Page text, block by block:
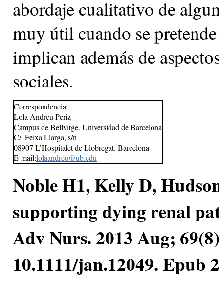
abordaje cualitativo de
muy útil cuando se
implican además de
sociales.
Correspondencia:
Lola Andreu Periz
Campus de Bellvitge. Universidad de Barcelona
C/. Feixa Llarga, s/n
08907 L’Hospitalet de Llobregat. Barcelona
E-mail:lolaandreu@ub.edu
Noble H1, Kelly D,
supporting dying renal
Adv Nurs. 2013 Aug;
10.1111/jan.12049. Epub